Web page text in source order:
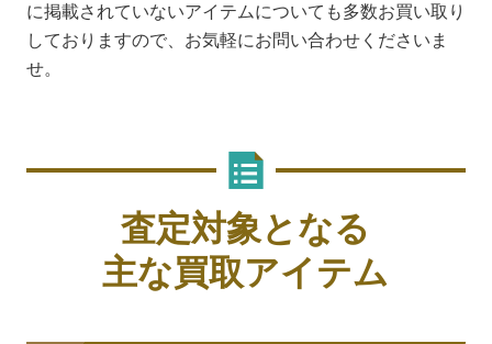
に掲載されていないアイテムについても多数お買い取り
しておりますので、お気軽にお問い合わせくださいま
せ。
査定対象となる
主な買取アイテム